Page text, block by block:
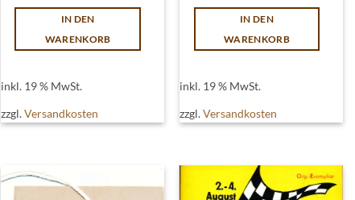
IN DEN
WARENKORB
inkl. 19 % MwSt.
zzgl.Versandkosten
IN DEN
WARENKORB
inkl. 19 % MwSt.
zzgl.Versandkosten